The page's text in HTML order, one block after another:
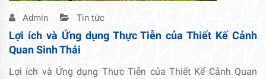
Admin Tin tức
Lợi ích và Ứng dụng Thực Tiễn của Thiết Kế Cảnh
Quan Sinh Thái
Lợi ích và Ứng dụng Thực Tiễn của Thiết Kế Cảnh Quan